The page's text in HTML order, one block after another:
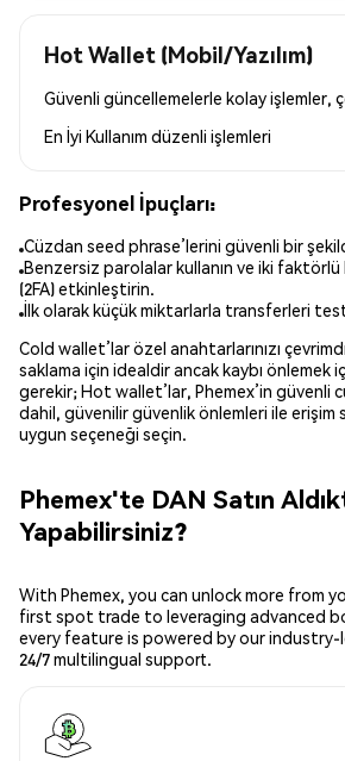
Hot Wallet (Mobil/Yazılım)
Güvenli güncellemelerle kolay işlemler,
En İyi Kullanım düzenli işlemleri
Profesyonel İpuçları:
Cüzdan seed phrase’lerini güvenli bir
Benzersiz parolalar kullanın ve iki faktörlü
(2FA) etkinleştirin.
İlk olarak küçük miktarlarla transferleri
Cold wallet’lar özel anahtarlarınızı
saklama için idealdir ancak kaybı önlemek
gerekir; Hot wallet’lar, Phemex’in güvenli
dahil, güvenilir güvenlik önlemleri ile erişim
uygun seçeneği seçin.
Phemex'te DAN Satın
Yapabilirsiniz?
With Phemex, you can unlock more from
first spot trade to leveraging advanced
every feature is powered by our
24/7 multilingual support.